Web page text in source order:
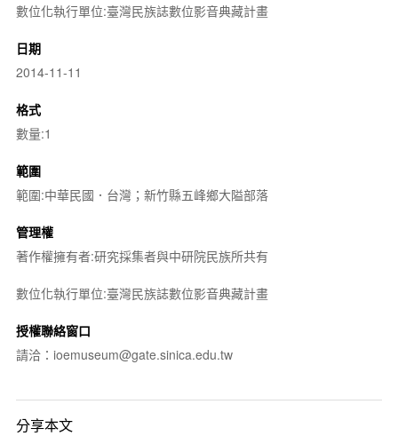
數位化執行單位:臺灣民族誌數位影音典藏計畫
日期
2014-11-11
格式
數量:1
範圍
範圍:中華民國．台灣；新竹縣五峰鄉大隘部落
管理權
著作權擁有者:研究採集者與中研院民族所共有
數位化執行單位:臺灣民族誌數位影音典藏計畫
授權聯絡窗口
請洽：ioemuseum@gate.sinica.edu.tw
分享本文